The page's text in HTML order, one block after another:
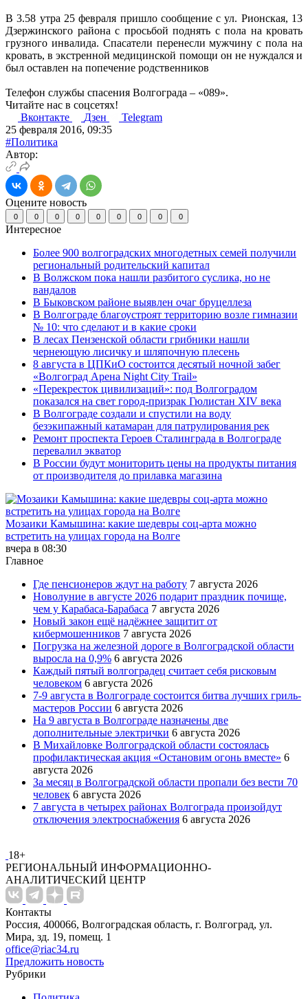
В 3.58 утра 25 февраля пришло сообщение с ул. Рионская, 13
Дзержинского района с просьбой поднять с пола на кровать
грузного инвалида. Спасатели перенесли мужчину с пола на
кровать, в экстренной медицинской помощи он не нуждался и
был оставлен на попечение родственников
Телефон службы спасения Волгограда – «089».
Читайте нас в соцсетях!
Вконтакте
Дзен
Telegram
25 февраля 2016, 09:35
#Политика
Автор:
Оцените новость
0 0 0 0 0 0 0 0 0
Интересное
Более 900 волгоградских многодетных семей получили
региональный родительский капитал
В Волжском пока нашли разбитого суслика, но не
вандалов
В Быковском районе выявлен очаг бруцеллеза
В Волгограде благоустроят территорию возле гимназии
№ 10: что сделают и в какие сроки
В лесах Пензенской области грибники нашли
чернеющую лисичку и шляпочную плесень
8 августа в ЦПКиО состоится десятый ночной забег
«Волгоград Арена Night City Trail»
«Перекресток цивилизаций»: под Волгоградом
показался на свет город-призрак Гюлистан XIV века
В Волгограде создали и спустили на воду
безэкипажный катамаран для патрулирования рек
Ремонт проспекта Героев Сталинграда в Волгограде
перевалил экватор
В России будут мониторить цены на продукты питания
от производителя до прилавка магазина
Мозаики Камышина: какие шедевры соц-арта можно
встретить на улицах города на Волге
вчера в 08:30
Главное
Где пенсионеров ждут на работу 7 августа 2026
Новолуние в августе 2026 подарит праздник почище,
чем у Карабаса-Барабаса 7 августа 2026
Новый закон ещё надёжнее защитит от
кибермошенников 7 августа 2026
Погрузка на железной дороге в Волгоградской области
выросла на 0,9% 6 августа 2026
Каждый пятый волгоградец считает себя рисковым
человеком 6 августа 2026
7-9 августа в Волгограде состоится битва лучших гриль-
мастеров России 6 августа 2026
На 9 августа в Волгограде назначены две
дополнительные электрички 6 августа 2026
В Михайловке Волгоградской области состоялась
профилактическая акция «Остановим огонь вместе» 6
августа 2026
За месяц в Волгоградской области пропали без вести 70
человек 6 августа 2026
7 августа в четырех районах Волгограда произойдут
отключения электроснабжения 6 августа 2026
18+
РЕГИОНАЛЬНЫЙ ИНФОРМАЦИОННО-
АНАЛИТИЧЕСКИЙ ЦЕНТР
Контакты
Россия, 400066, Волгоградская область, г. Волгоград, ул.
Мира, зд. 19, помещ. 1
office@riac34.ru
Предложить новость
Рубрики